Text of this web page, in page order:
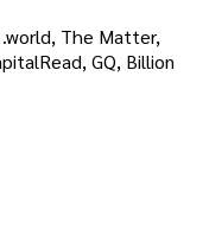
The Matter,
GQ, Billion